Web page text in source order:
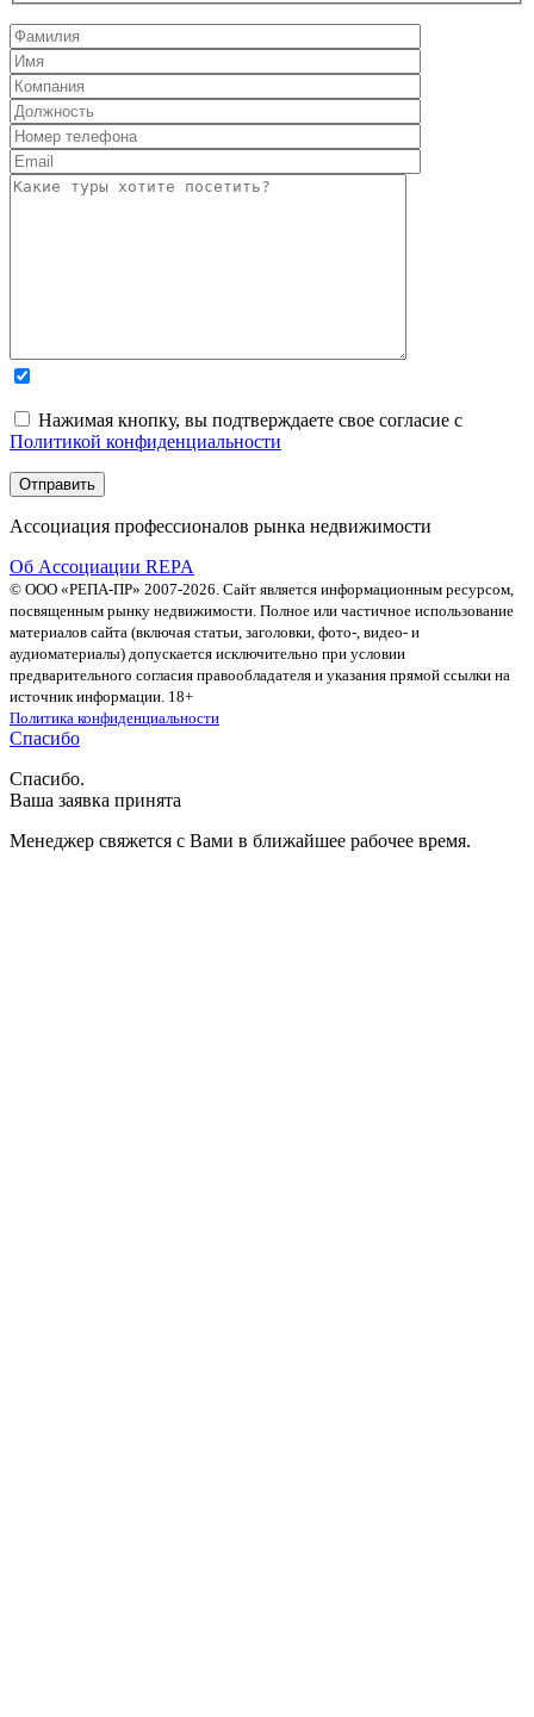
Нажимая кнопку, вы подтверждаете свое согласие с
Политикой конфиденциальности
Ассоциация профессионалов рынка недвижимости
Об Ассоциации REPA
© ООО «РЕПА-ПР» 2007-2026. Сайт является информационным ресурсом,
посвященным рынку недвижимости. Полное или частичное использование
материалов сайта (включая статьи, заголовки, фото-, видео- и
аудиоматериалы) допускается исключительно при условии
предварительного согласия правообладателя и указания прямой ссылки на
источник информации. 18+
Политика конфиденциальности
Спасибо
Спасибо.
Ваша заявка принята
Менеджер свяжется с Вами в ближайшее рабочее время.